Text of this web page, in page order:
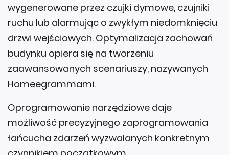
wygenerowane przez czujki dymowe, czujniki
ruchu lub alarmując o zwykłym niedomknięciu
drzwi wejściowych. Optymalizacja zachowań
budynku opiera się na tworzeniu
zaawansowanych scenariuszy, nazywanych
Homeegrammami.
Oprogramowanie narzędziowe daje
możliwość precyzyjnego zaprogramowania
łańcucha zdarzeń wyzwalanych konkretnym